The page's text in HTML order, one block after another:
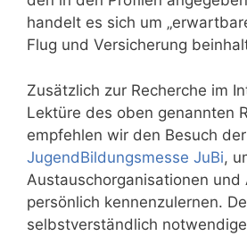
handelt es sich um
Flug und Versicherung
Zusätzlich zur Recherche im
Lektüre des oben genannten
empfehlen wir den Besuch der
JugendBildungsmesse JuBi,
Austauschorganisationen und
persönlich kennenzulernen.
selbstverständlich